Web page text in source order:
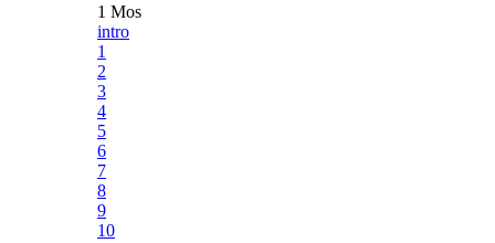
1 Mos
intro
1
2
3
4
5
6
7
8
9
10